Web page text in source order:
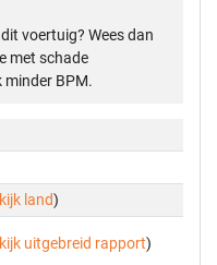
voertuig? Wees dan
met schade
minder BPM.
land)
uitgebreid rapport)